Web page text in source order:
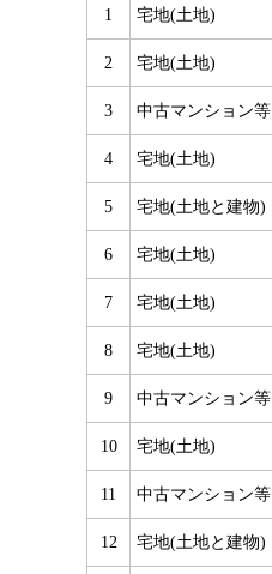
1 宅地(土地)
2 宅地(土地)
3 中古マンション等
4 宅地(土地)
5 宅地(土地と建物)
6 宅地(土地)
7 宅地(土地)
8 宅地(土地)
9 中古マンション等
10 宅地(土地)
11 中古マンション等
12 宅地(土地と建物)